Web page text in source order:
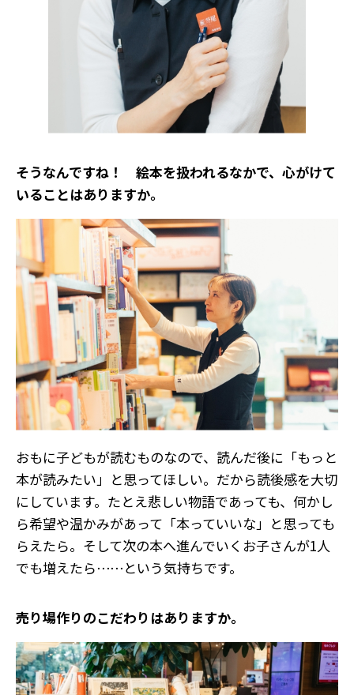
――そうなんですね！ 絵本を扱われるなかで、心がけて
いることはありますか。
おもに子どもが読むものなので、読んだ後に「もっと
本が読みたい」と思ってほしい。だから読後感を大切
にしています。たとえ悲しい物語であっても、何かし
ら希望や温かみがあって「本っていいな」と思っても
らえたら。そして次の本へ進んでいくお子さんが1人
でも増えたら⋯⋯という気持ちです。
――売り場作りのこだわりはありますか。